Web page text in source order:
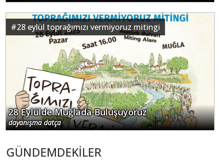
#28 eylül toprağımızı vermiyoruz mitingi
28 Eylülde Muğlada Buluşuyoruz
dayanışma datça
GÜNDEMDEKİLER